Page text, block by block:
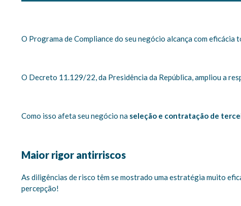
O Programa de Compliance do seu negócio alcança com eficácia
O Decreto 11.129/22, da Presidência da República, ampliou a
Como isso afeta seu negócio na seleção e contratação de
Maior rigor antirriscos
As diligências de risco têm se mostrado uma estratégia muito
percepção!